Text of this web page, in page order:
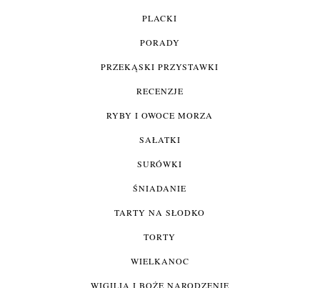
PLACKI
PORADY
PRZEKĄSKI PRZYSTAWKI
RECENZJE
RYBY I OWOCE MORZA
SAŁATKI
SURÓWKI
ŚNIADANIE
TARTY NA SŁODKO
TORTY
WIELKANOC
WIGILIA I BOŻE NARODZENIE